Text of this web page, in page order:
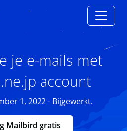
je e-mails met
account
1, 2022 - Bijgewerkt.
Mailbird gratis